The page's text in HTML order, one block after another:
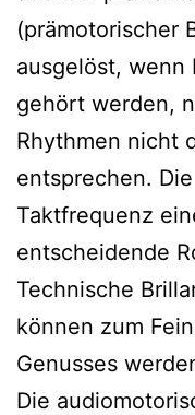
(prämotorischer
ausgelöst, wenn
gehört werden,
Rhythmen nicht
entsprechen.
Taktfrequenz
entscheidende
Technische
können zum
Genusses
Die